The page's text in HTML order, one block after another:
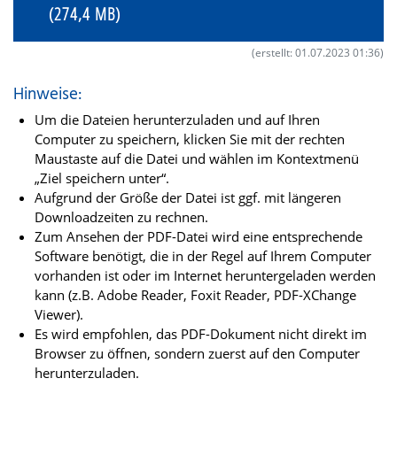
(274,4 MB)
(erstellt: 01.07.2023 01:36)
Hinweise:
Um die Dateien herunterzuladen und auf Ihren
Computer zu speichern, klicken Sie mit der rechten
Maustaste auf die Datei und wählen im Kontextmenü
„Ziel speichern unter“.
Aufgrund der Größe der Datei ist ggf. mit längeren
Downloadzeiten zu rechnen.
Zum Ansehen der PDF-Datei wird eine entsprechende
Software benötigt, die in der Regel auf Ihrem Computer
vorhanden ist oder im Internet heruntergeladen werden
kann (z.B. Adobe Reader, Foxit Reader, PDF-XChange
Viewer).
Es wird empfohlen, das PDF-Dokument nicht direkt im
Browser zu öffnen, sondern zuerst auf den Computer
herunterzuladen.